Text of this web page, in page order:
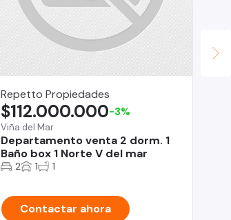
Repetto Propiedades
Viña del Mar
Departamento venta 2 dorm. 1
Baño box 1 Norte V del mar
$112.000.000-3%
2 1 1
Contactar ahora